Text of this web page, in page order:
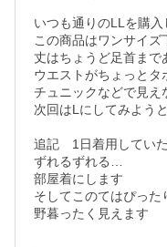
いつも通りのLLを購入
この商品はワンサイズ
丈はちょうど足首まで
ウエストがちょっと
チュニックなどで見え
次回はLにしてみよう
追記　1日着用してい
ずれるずれる…
部屋着にします
そしてこのてはぴった
野暮ったく見えます